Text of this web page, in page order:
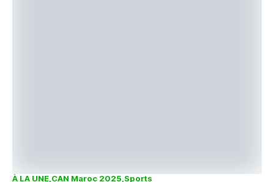
À LA UNE CAN Maroc 2025 Sports